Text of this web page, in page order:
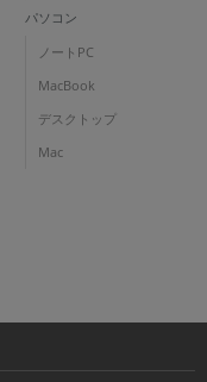
パソコン
ノートPC
MacBook
デスクトップ
Mac